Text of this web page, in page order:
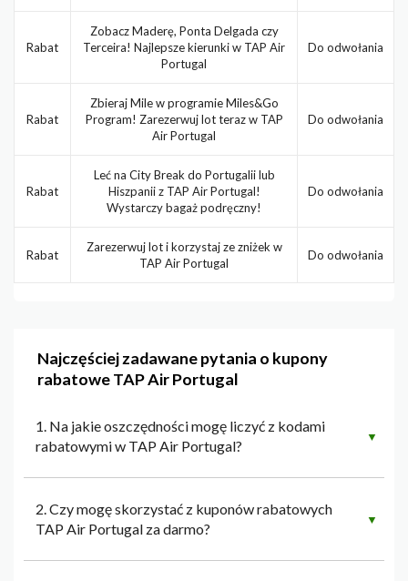
Rabat
Zobacz Maderę, Ponta Delgada czy
Terceira! Najlepsze kierunki w TAP Air
Portugal
Do odwołania
Rabat
Zbieraj Mile w programie Miles&Go
Program! Zarezerwuj lot teraz w TAP
Air Portugal
Do odwołania
Rabat
Leć na City Break do Portugalii lub
Hiszpanii z TAP Air Portugal!
Wystarczy bagaż podręczny!
Do odwołania
Rabat
Zarezerwuj lot i korzystaj ze zniżek w
TAP Air Portugal
Do odwołania
Najczęściej zadawane pytania o kupony
rabatowe TAP Air Portugal
1. Na jakie oszczędności mogę liczyć z kodami
rabatowymi w TAP Air Portugal?
▼
2. Czy mogę skorzystać z kuponów rabatowych
TAP Air Portugal za darmo?
▼